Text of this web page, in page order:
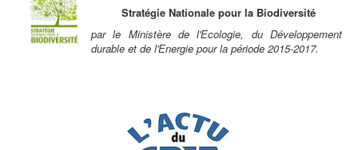
Stratégie Nationale pour la Biodiversité
par le Ministère de l'Ecologie, du Développement
durable et de l'Energie pour la période 2015-2017.